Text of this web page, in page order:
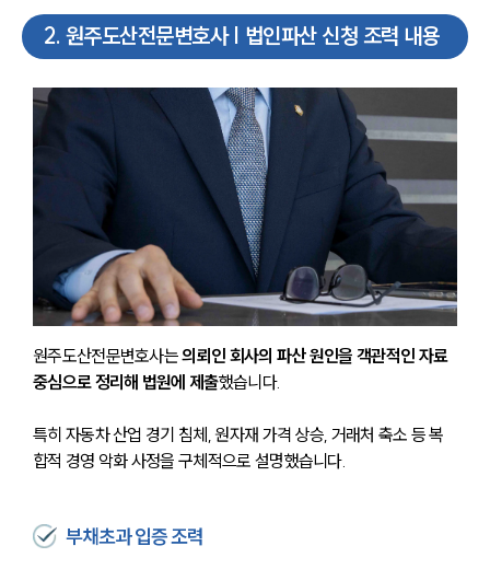
2. 원주도산전문변호사 | 법인파산 신청 조력 내용
원주도산전문변호사는 의뢰인 회사의 파산 원인을 객관적인 자료
중심으로 정리해 법원에 제출했습니다.
특히 자동차 산업 경기 침체, 원자재 가격 상승, 거래처 축소 등 복
합적 경영 악화 사정을 구체적으로 설명했습니다.
부채초과 입증 조력